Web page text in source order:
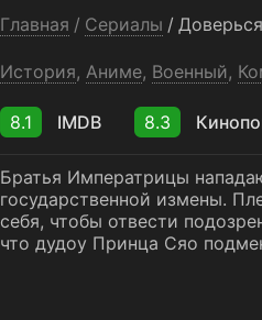
Главная / Сериалы /
История, Аниме, Военный,
8.1 IMDB 8.3
Братья Императрицы
государственной измены.
себя, чтобы отвести
что дудоу Принца Сяо